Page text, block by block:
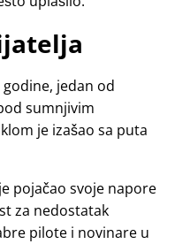
jedan od
sumnjivim
je izašao sa puta
pojačao svoje napore
za nedostatak
pilote i novinare u